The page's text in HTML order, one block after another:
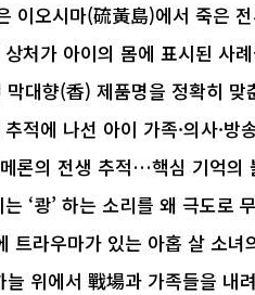
이오시마(硫黃島)에서 죽은
처가 아이의 몸에 표시된 사
대향(香) 제품명을 정확히 맞
적에 나선 아이 가족·의사·방
론의 전생 추적…핵심 기억의
‘쾅’ 하는 소리를 왜 극도로
트라우마가 있는 아홉 살 소녀
위에서 戰場과 가족들을 내